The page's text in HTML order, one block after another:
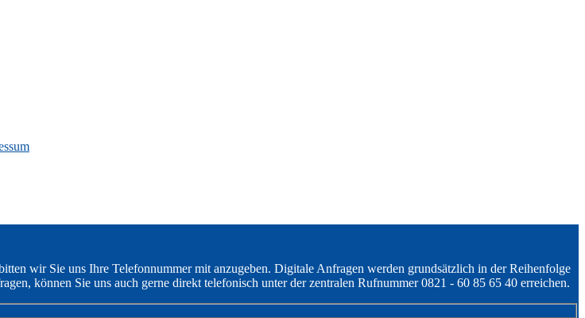
wir Sie uns Ihre Telefonnummer mit anzugeben. Digitale Anfragen werden grundsätzlich in der Reihenfolge
können Sie uns auch gerne direkt telefonisch unter der zentralen Rufnummer 0821 - 60 85 65 40 erreichen.